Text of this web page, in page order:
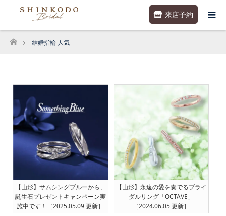
来店予約
ホーム
結婚指輪 人気
【山形】サムシングブルーから、
誕生石プレゼントキャンペーン実
施中です！［2025.05.09 更新］
【山形】永遠の愛を奏でるブライ
ダルリング「OCTAVE」
［2024.06.05 更新］